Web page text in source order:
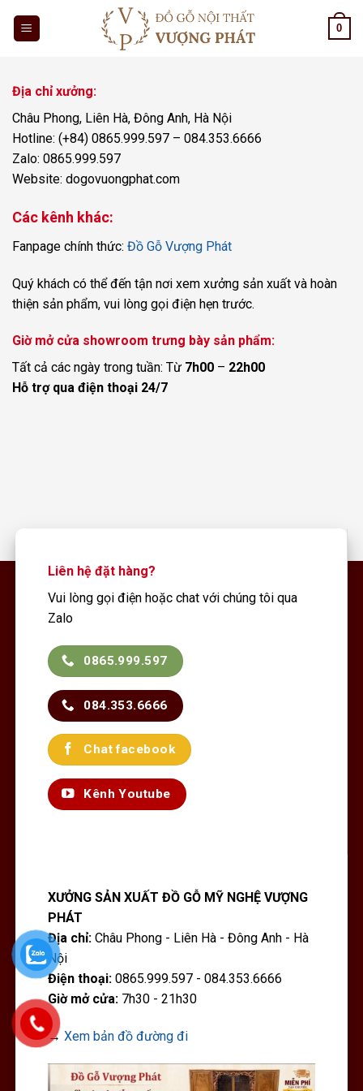
0
Địa chỉ xưởng:
Châu Phong, Liên Hà, Đông Anh, Hà Nội
Hotline: (+84) 0865.999.597 – 084.353.6666
Zalo: 0865.999.597
Website: dogovuongphat.com
Các kênh khác:
Fanpage chính thức: Đồ Gỗ Vượng Phát
Quý khách có thể đến tận nơi xem xưởng sản xuất và hoàn
thiện sản phẩm, vui lòng gọi điện hẹn trước.
Giờ mở cửa showroom trưng bày sản phẩm:
Tất cả các ngày trong tuần: Từ 7h00 – 22h00
Hỗ trợ qua điện thoại 24/7
Liên hệ đặt hàng?
Vui lòng gọi điện hoặc chat với chúng tôi qua
Zalo
0865.999.597
084.353.6666
Chat facebook
Kênh Youtube
XƯỞNG SẢN XUẤT ĐỒ GỖ MỸ NGHỆ VƯỢNG
PHÁT
Địa chỉ:Châu Phong - Liên Hà - Đông Anh - Hà
Nội
Điện thoại:0865.999.597 - 084.353.6666
Giờ mở cửa:7h30 - 21h30
→ Xem bản đồ đường đi